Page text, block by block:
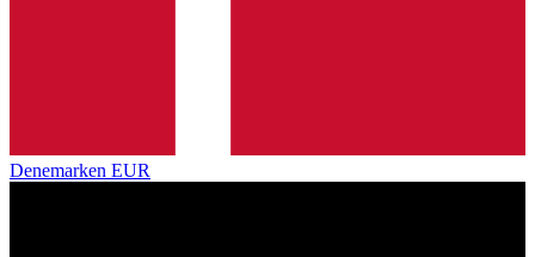
Denemarken EUR